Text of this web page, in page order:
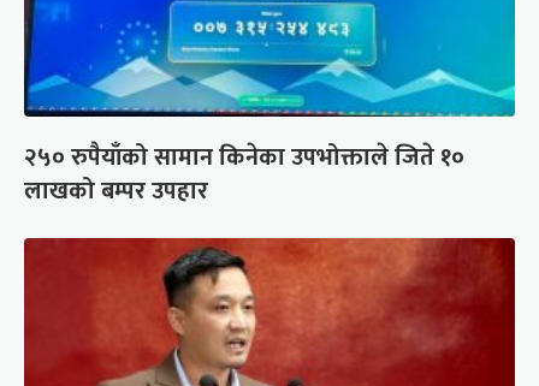
२५० रुपैयाँको सामान किनेका उपभोक्ताले जिते १०
लाखको बम्पर उपहार